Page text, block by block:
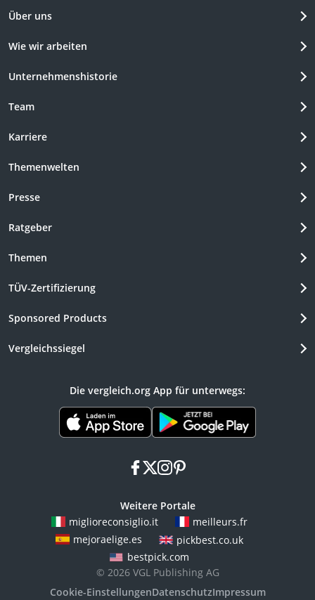
Über uns
Wie wir arbeiten
Unternehmenshistorie
Team
Karriere
Themenwelten
Presse
Ratgeber
Themen
TÜV-Zertifizierung
Sponsored Products
Vergleichssiegel
Die vergleich.org App für unterwegs:
facebook
x instagram
pinterest
Weitere Portale
miglioreconsiglio.it
meilleurs.fr
mejoraelige.es
pickbest.co.uk
bestpick.com
© 2026 VGL Publishing AG
Cookie-EinstellungenDatenschutzImpressum